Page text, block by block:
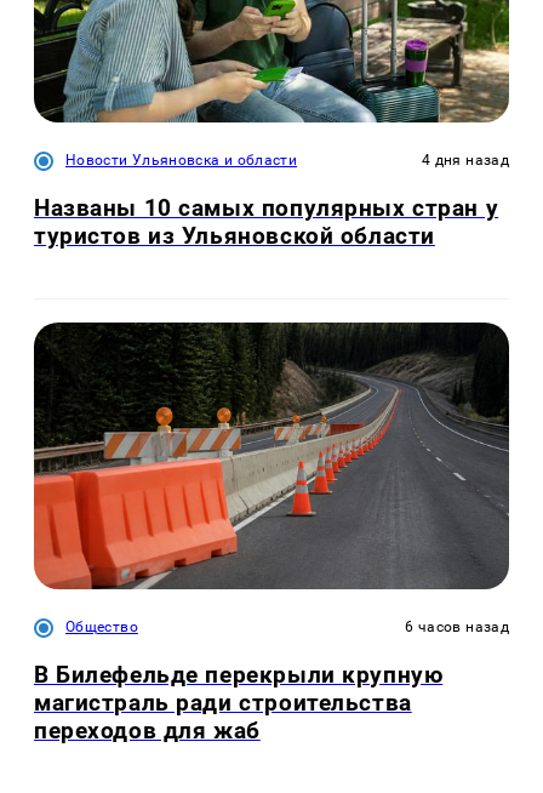
Новости Ульяновска и области 4 дня назад
Названы 10 самых популярных стран у
туристов из Ульяновской области
Общество 6 часов назад
В Билефельде перекрыли крупную
магистраль ради строительства
переходов для жаб